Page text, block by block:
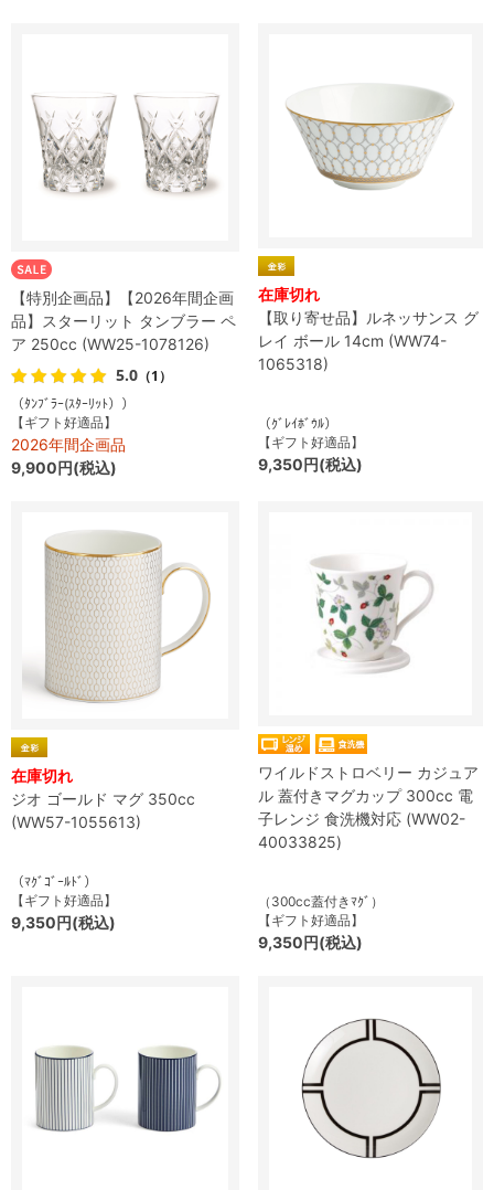
【特別企画品】【2026年間企画
品】スターリット タンブラー ペ
ア 250cc (WW25-1078126)
5.0 （1）
（ﾀﾝﾌﾞﾗｰ(ｽﾀｰﾘｯﾄ））
【ギフト好適品】
2026年間企画品
9,900円(税込)
在庫切れ
【取り寄せ品】ルネッサンス グ
レイ ボール 14cm (WW74-
1065318)
（ｸﾞﾚｲﾎﾞｳﾙ）
【ギフト好適品】
9,350円(税込)
在庫切れ
ジオ ゴールド マグ 350cc
(WW57-1055613)
（ﾏｸﾞｺﾞｰﾙﾄﾞ）
【ギフト好適品】
9,350円(税込)
ワイルドストロベリー カジュア
ル 蓋付きマグカップ 300cc 電
子レンジ 食洗機対応 (WW02-
40033825)
（300cc蓋付きﾏｸﾞ）
【ギフト好適品】
9,350円(税込)